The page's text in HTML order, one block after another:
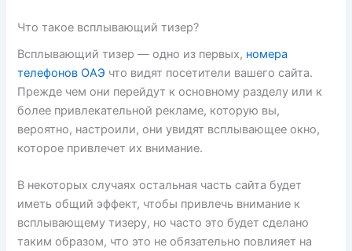
Что такое всплывающий тизер?
Всплывающий тизер — одно из первых, номера
телефонов ОАЭ что видят посетители вашего сайта.
Прежде чем они перейдут к основному разделу или к
более привлекательной рекламе, которую вы,
вероятно, настроили, они увидят всплывающее окно,
которое привлечет их внимание.
В некоторых случаях остальная часть сайта будет
иметь общий эффект, чтобы привлечь внимание к
всплывающему тизеру, но часто это будет сделано
таким образом, что это не обязательно повлияет на